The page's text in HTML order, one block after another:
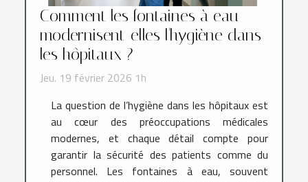
Comment les fontaines à eau
modernisent-elles l'hygiène dans
les hôpitaux ?
Jeu. 19 février 2026 1h
La question de l’hygiène dans les hôpitaux est
au cœur des préoccupations médicales
modernes, et chaque détail compte pour
garantir la sécurité des patients comme du
personnel. Les fontaines à eau, souvent